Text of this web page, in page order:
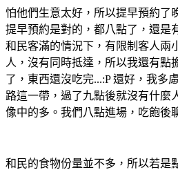
怕他們生意太好，所以提早預約了
提早預約是對的，都八點了，還是
和民客滿的情況下，有限制客人兩
人，沒有同時抵達，所以我還有點
了，東西還沒吃完...:P 還好，我多
路這一帶，過了九點後就沒有什麼
像中的多。我們八點進場，吃飽後
和民的食物份量並不多，所以若是